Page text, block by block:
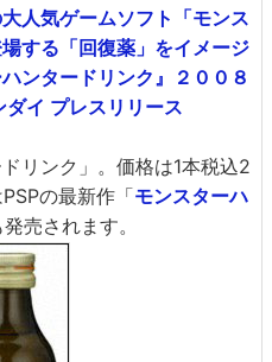
人気ゲームソフト「モンス
する「回復薬」をイメージ
ンタードリンク』２００８
イ プレスリリース
リンク」。価格は1本税込2
の最新作「モンスターハ
発売されます。